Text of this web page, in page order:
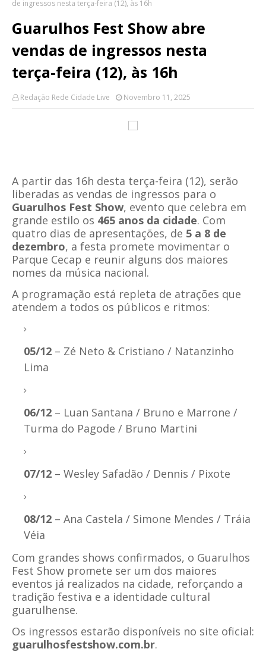
de ingressos nesta terça-feira (12), às 16h
Guarulhos Fest Show abre
vendas de ingressos nesta
terça-feira (12), às 16h
Redação Rede Cidade Live Novembro 11, 2025
A partir das 16h desta terça-feira (12), serão
liberadas as vendas de ingressos para o
Guarulhos Fest Show, evento que celebra em
grande estilo os 465 anos da cidade. Com
quatro dias de apresentações, de 5 a 8 de
dezembro, a festa promete movimentar o
Parque Cecap e reunir alguns dos maiores
nomes da música nacional.
A programação está repleta de atrações que
atendem a todos os públicos e ritmos:
05/12 – Zé Neto & Cristiano / Natanzinho
Lima
06/12 – Luan Santana / Bruno e Marrone /
Turma do Pagode / Bruno Martini
07/12 – Wesley Safadão / Dennis / Pixote
08/12 – Ana Castela / Simone Mendes / Tráia
Véia
Com grandes shows confirmados, o Guarulhos
Fest Show promete ser um dos maiores
eventos já realizados na cidade, reforçando a
tradição festiva e a identidade cultural
guarulhense.
Os ingressos estarão disponíveis no site oficial:
guarulhosfestshow.com.br.